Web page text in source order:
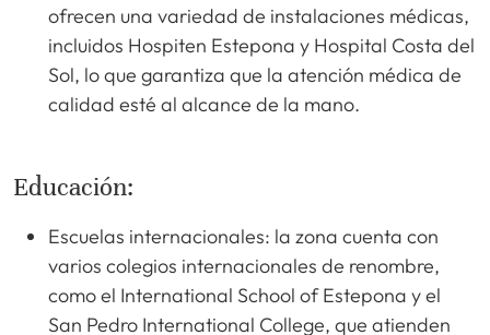
ofrecen una variedad de instalaciones médicas,
incluidos Hospiten Estepona y Hospital Costa del
Sol, lo que garantiza que la atención médica de
calidad esté al alcance de la mano.
Educación:
Escuelas internacionales: la zona cuenta con
varios colegios internacionales de renombre,
como el International School of Estepona y el
San Pedro International College, que atienden